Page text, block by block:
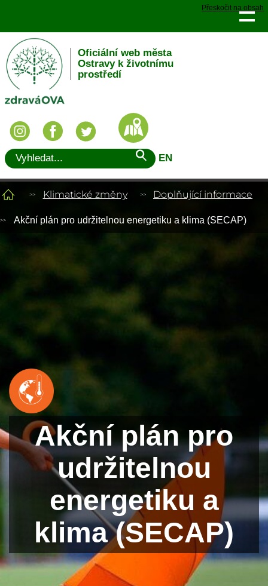
Přeskočit na obsah
Oficiální web města
Ostravy k životnímu
prostředí
EN
Klimatické změny Doplňující informace
Akční plán pro udržitelnou energetiku a klima (SECAP)
Akční plán pro
udržitelnou
energetiku a
klima (SECAP)